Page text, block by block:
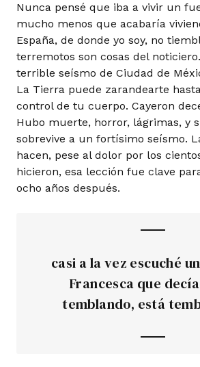
Nunca pensé que iba a vivir un
mucho menos que acabaría
España, de donde yo soy, no
terremotos son cosas del
terrible seísmo de Ciudad de
La Tierra puede zarandearte
control de tu cuerpo. Cayeron
Hubo muerte, horror, lágrimas, y
sobrevive a un fortísimo seísmo.
hacen, pese al dolor por los
hicieron, esa lección fue clave
ocho años después.
casi a la vez escuché
Francesca que
temblando, está